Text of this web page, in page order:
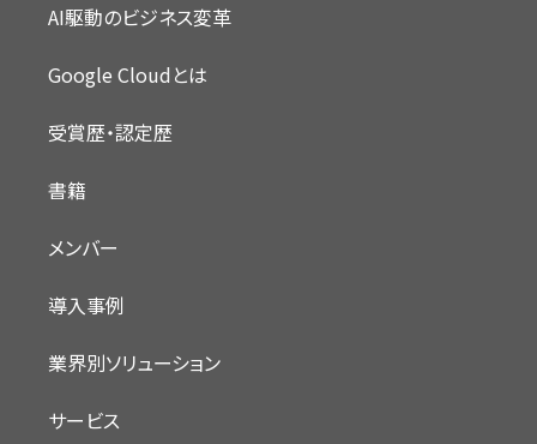
AI駆動のビジネス変革
Google Cloudとは
受賞歴・認定歴
書籍
メンバー
導入事例
業界別ソリューション
サービス